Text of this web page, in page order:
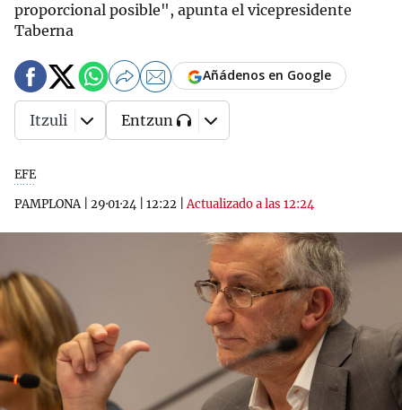
proporcional posible", apunta el vicepresidente
Taberna
EFE
PAMPLONA| 29·01·24 12:22 |Actualizado a las 12:24
Añádenos en Google
Itzuli Entzun